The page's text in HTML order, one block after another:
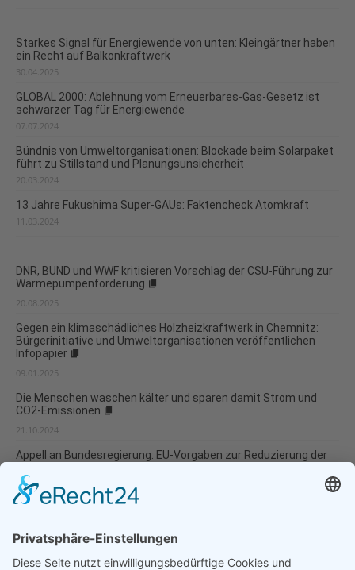
Starkes Signal für Energiewende von unten: Kleingärtner haben
ein Recht auf Balkonkraftwerk
30.04.2025
GLOBAL 2000: Ablehnung vom Erneuerbares-Gas-Gesetz ist
schwarzer Tag für Energiewende
07.07.2024
Bündnis von Umweltorganisationen: Blockade beim Solarpaket
führt zu Stillstand und Planungsunsicherheit
20.03.2024
13 Jahre Fukushima Super-GAUs: Faktencheck Atomkraft
11.03.2024
DNR, BUND und WWF kritisieren Vorschlag der CSU-Führung zur
Wärmepumpenförderung
20.08.2025
Gegen ein klimaschädliches Holzheizkraftwerk in Chemnitz:
Bürgerinitiative und Umweltorganisationen veröffentlichen
Infopapier
09.01.2025
Die Menschen waschen kälter und sparen damit Strom und
CO2-Emissionen
21.10.2024
Appell an Bundesregierung: EU-Vorgaben zur Reduzierung der
21.08.2024